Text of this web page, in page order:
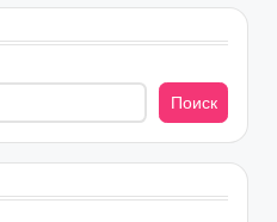
Поиск